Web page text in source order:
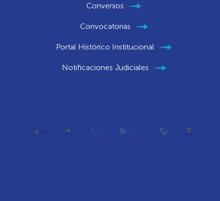
Convenios
Convocatorias
Portal Histórico Institucional
Notificaciones Judiciales